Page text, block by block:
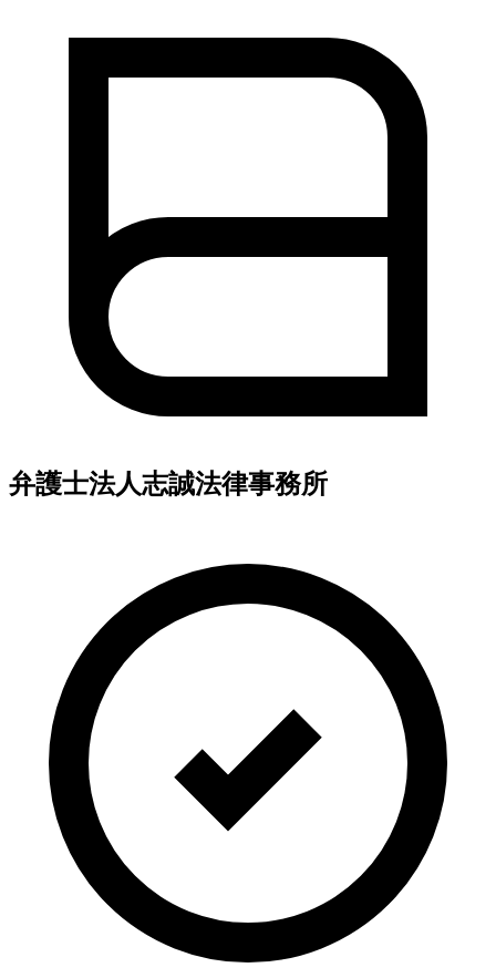
弁護士法人志誠法律事務所